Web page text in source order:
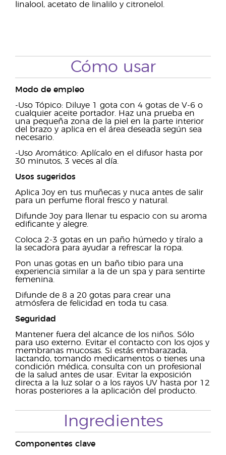
linalool, acetato de linalilo y citronelol.
Cómo usar
Modo de empleo
-Uso Tópico: Diluye 1 gota con 4 gotas de V-6 o
cualquier aceite portador. Haz una prueba en
una pequeña zona de la piel en la parte interior
del brazo y aplica en el área deseada según sea
necesario.
-Uso Aromático: Aplícalo en el difusor hasta por
30 minutos, 3 veces al día.
Usos sugeridos
Aplica Joy en tus muñecas y nuca antes de salir
para un perfume floral fresco y natural.
Difunde Joy para llenar tu espacio con su aroma
edificante y alegre.
Coloca 2-3 gotas en un paño húmedo y tíralo a
la secadora para ayudar a refrescar la ropa.
Pon unas gotas en un baño tibio para una
experiencia similar a la de un spa y para sentirte
femenina.
Difunde de 8 a 20 gotas para crear una
atmósfera de felicidad en toda tu casa.
Seguridad
Mantener fuera del alcance de los niños. Sólo
para uso externo. Evitar el contacto con los ojos y
membranas mucosas. Si estás embarazada,
lactando, tomando medicamentos o tienes una
condición médica, consulta con un profesional
de la salud antes de usar. Evitar la exposición
directa a la luz solar o a los rayos UV hasta por 12
horas posteriores a la aplicación del producto.
Ingredientes
Componentes clave